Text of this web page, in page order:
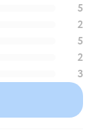
5
2
5
2
3